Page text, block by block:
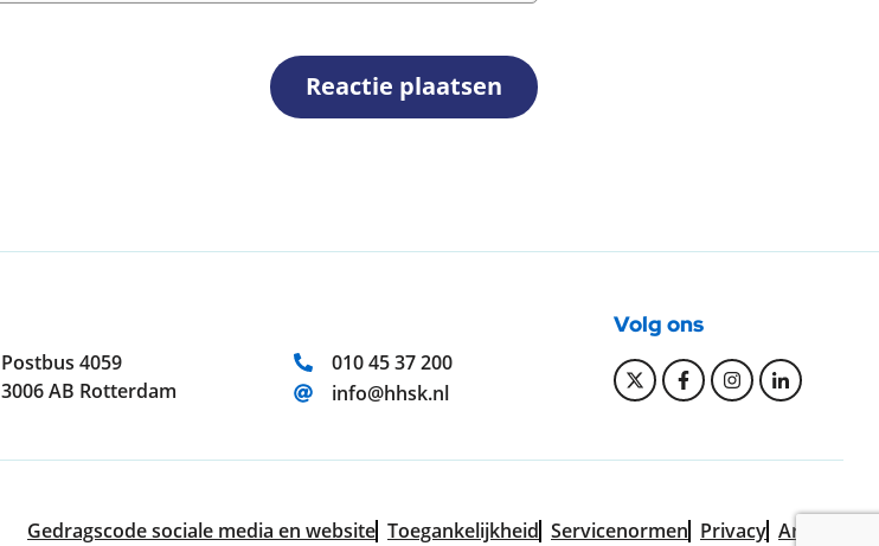
Reactie plaatsen
Postbus 4059
3006 AB Rotterdam
Telefoonnummer:
010 45 37 200
E-mailadres:
info@hhsk.nl
Volg ons
Bekijk onze Twitter
Bekijk onze
Bekijk onze
Bekijk
Gedragscode sociale media en website Toegankelijkheid Servicenormen Privacy Archief